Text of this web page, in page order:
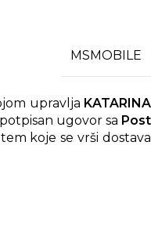
MSMOBILE
upravlja KATARINA
ugovor sa Post
koje se vrši dostava